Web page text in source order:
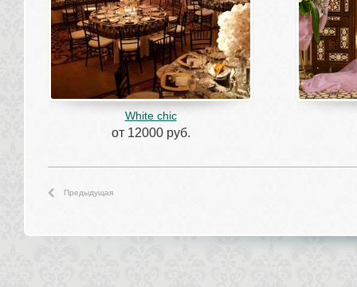
White chic
от 12000 руб.
Предыдущая